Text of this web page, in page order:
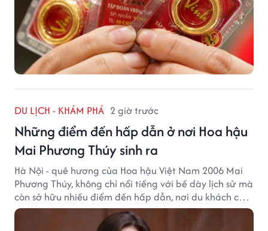
DU LỊCH - KHÁM PHÁ 2 giờ trước
Những điểm đến hấp dẫn ở nơi Hoa hậu
Mai Phương Thúy sinh ra
Hà Nội - quê hương của Hoa hậu Việt Nam 2006 Mai
Phương Thúy, không chỉ nổi tiếng với bề dày lịch sử mà
còn sở hữu nhiều điểm đến hấp dẫn, nơi du khách có
thể cảm nhận trọn vẹn vẻ đẹp cổ kính xen lẫn nhịp
sống hiện đại của Thủ đô.